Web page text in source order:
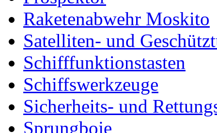
Raketenabwehr Moskito
Satelliten- und
Schifffunktionstasten
Schiffswerkzeuge
Sicherheits- und
Sprungboje